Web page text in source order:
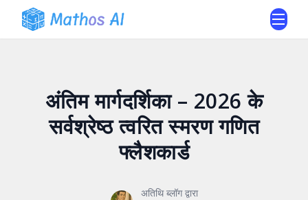
अंतिम मार्गदर्शिका – 2026 के
सर्वश्रेष्ठ त्वरित स्मरण गणित
फ्लैशकार्ड
अतिथि ब्लॉग द्वारा